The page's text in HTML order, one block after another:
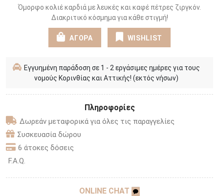
Όμορφο κολιέ καρδιά με λευκές και καφέ πέτρες ζιργκόν.
Διακριτικό κόσμημα για κάθε στιγμή!
ΑΓΟΡΑ WISHLIST
Εγγυημένη παράδοση σε 1 - 2 εργάσιμες ημέρες για τους
νομούς Κορινθίας και Αττικής! (εκτός νήσων)
Πληροφορίες
Δωρεάν μεταφορικά για όλες τις παραγγελίες
Συσκευασία δώρου
6 άτοκες δόσεις
F.A.Q.
ONLINE CHAT